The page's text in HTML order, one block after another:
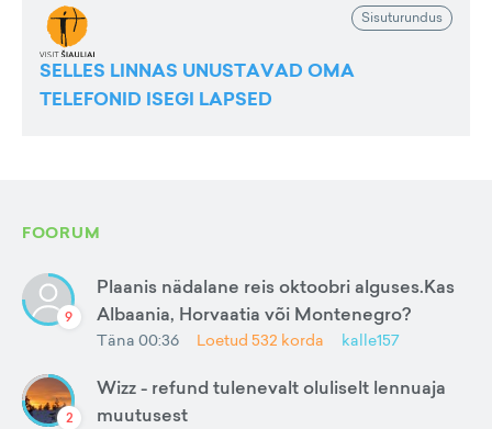
Sisuturundus
SELLES LINNAS UNUSTAVAD OMA
TELEFONID ISEGI LAPSED
FOORUM
9
Plaanis nädalane reis oktoobri alguses.Kas
Albaania, Horvaatia või Montenegro?
Täna 00:36 Loetud 532 korda kalle157
2
Wizz - refund tulenevalt oluliselt lennuaja
muutusest